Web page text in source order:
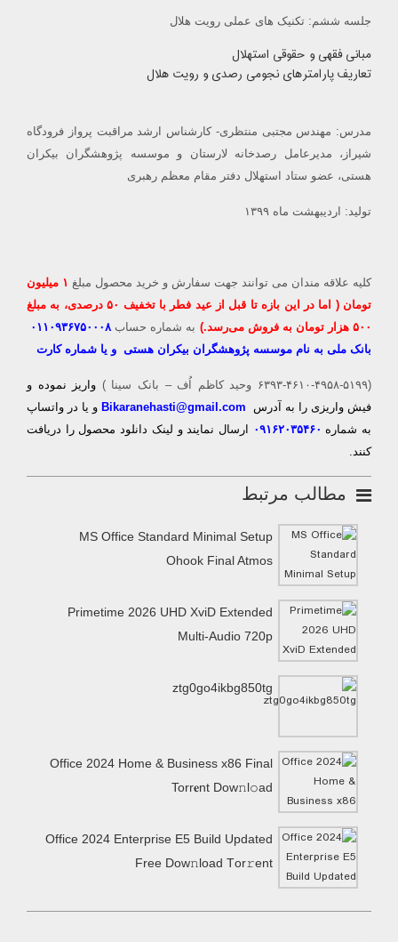
جلسه ششم: تکنیک های عملی رویت هلال
مبانی فقهی و حقوقی استهلال
تعاریف پارامترهای نجومی رصدی و رویت هلال
مدرس: مهندس مجتبی منتظری- کارشناس ارشد مراقبت پرواز فرودگاه
شیراز، مدیرعامل رصدخانه لارستان و موسسه پژوهشگران بیکران
هستی، عضو ستاد استهلال دفتر مقام معظم رهبری
تولید: اردیبهشت ماه ۱۳۹۹
کلیه علاقه مندان می توانند جهت سفارش و خرید محصول مبلغ
۱ میلیون
تومان ( اما در این بازه تا قبل از عید فطر با تخفیف ۵۰ درصدی، به مبلغ
۵۰۰ هزار تومان به فروش می‌رسد.)
به شماره حساب۰۱۱۰۹۳۶۷۵۰۰۰۸
بانک ملی به نام موسسه پژوهشگران بیکران هستی و یا شماره کارت
(۶۳۹۳-۴۶۱۰-۴۹۵۸-۵۱۹۹ وحید کاظم اُف – بانک سینا )
واریز نموده و
فیش واریزی را به آدرس
Bikaranehasti@gmail.com و یا در واتساپ
به شماره ۰۹۱۶۲۰۳۵۴۶۰
ارسال نمایند و لینک دانلود محصول را دریافت
کنند.
مطالب مرتبط
MS Office Standard Minimal Setup
Ohook Final Atmos
Primetime 2026 UHD XviD Extended
Multi-Audio 720p
ztg0go4ikbg850tg
Office 2024 Home & Business x86 Final
Torr𝐞nt Dow𝚗l𝚘аd
Office 2024 Enterprise E5 Build Updated
Frее Dow𝚗load Tоr𝚛ent